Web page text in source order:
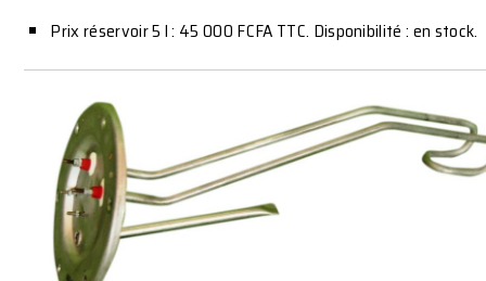
Prix réservoir 5 l : 45 000 FCFA TTC. Disponibilité : en stock.